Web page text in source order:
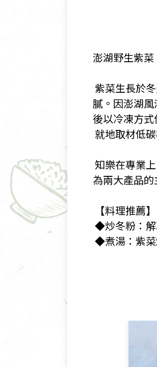
澎湖野生紫
紫菜生長於
膩。因澎湖
後以冷凍方
就地取材低
知樂在專業
為兩大產品
​ 【料理推薦】
◆炒冬粉：
◆煮湯：紫